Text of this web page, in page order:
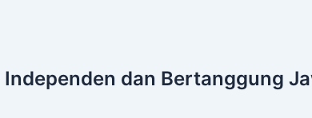
Independen dan Bertanggung